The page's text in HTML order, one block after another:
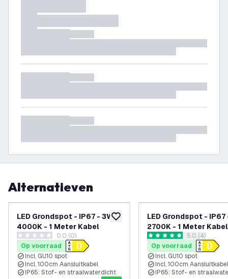
Alternatieven
toevoegen aan verlanglijst
LED Grondspot - IP67 - 3W -
4000K - 1 Meter Kabel
0 score sterren0.0 (0)
Op voorraad
Incl. GU10 spot
Incl. 100cm Aansluitkabel
IP65: Stof- en straalwaterdicht
LED Grondspot - IP67
2700K - 1 Meter Kabel
reviews
5 score sterren5.0 (4)
Op voorraad
Incl. GU10 spot
Incl. 100cm Aansluitkabel
IP65: Stof- en